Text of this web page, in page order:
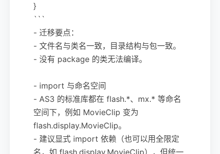
}
```
- 迁移要点：
- 文件名与类名一致，目录结构与包一致。
- 没有 package 的类无法编译。
- import 与命名空间
- AS3 的标准库都在 flash.*、mx.* 等命名
空间下，例如 MovieClip 变为
flash.display.MovieClip。
- 建议显式 import 依赖（也可以用全限定
名，如 flash.display.MovieClip），但统一